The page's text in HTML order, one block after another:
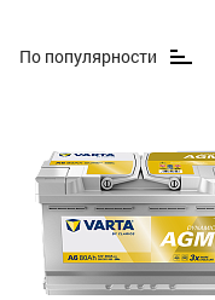
По популярности